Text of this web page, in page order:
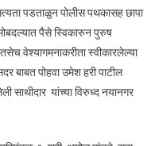
पडताळुन पोलीस पथकासह छापा
पैसे स्विकारुन पुरुष
वेश्यागमनाकरीता स्वीकारलेल्या
बाबत पोहवा उमेश हरी पाटील
साथीदार यांच्या विरुध्द नयानगर